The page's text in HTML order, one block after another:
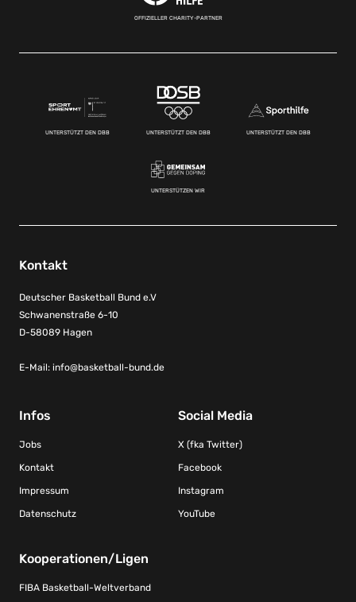
OFFIZIELLER CHARITY-PARTNER
UNTERSTÜTZT DEN DBB UNTERSTÜTZT DEN DBB UNTERSTÜTZT DEN DBB
UNTERSTÜTZEN WIR
Kontakt
Deutscher Basketball Bund e.V
Schwanenstraße 6-10
D-58089 Hagen
E-Mail: info@basketball-bund.de
Infos
Jobs
Kontakt
Impressum
Datenschutz
Social Media
X (fka Twitter)
Facebook
Instagram
YouTube
Kooperationen/Ligen
FIBA Basketball-Weltverband